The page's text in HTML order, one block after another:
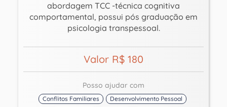
abordagem TCC -técnica cognitiva
comportamental, possui pós graduação em
psicologia transpessoal.
Valor R$ 180
Posso ajudar com
Conflitos Familiares
Desenvolvimento Pessoal